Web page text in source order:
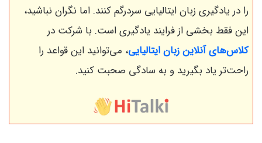
را در یادگیری زبان ایتالیایی سردرگم کنند. اما نگران نباشید،
این فقط بخشی از فرایند یادگیری است. با شرکت در
کلاس‌های آنلاین زبان ایتالیایی، می‌توانید این قواعد را
راحت‌تر یاد بگیرید و به سادگی صحبت کنید.